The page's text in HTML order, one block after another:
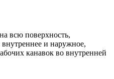
всю поверхность,
и наружное,
канавок во внутренней